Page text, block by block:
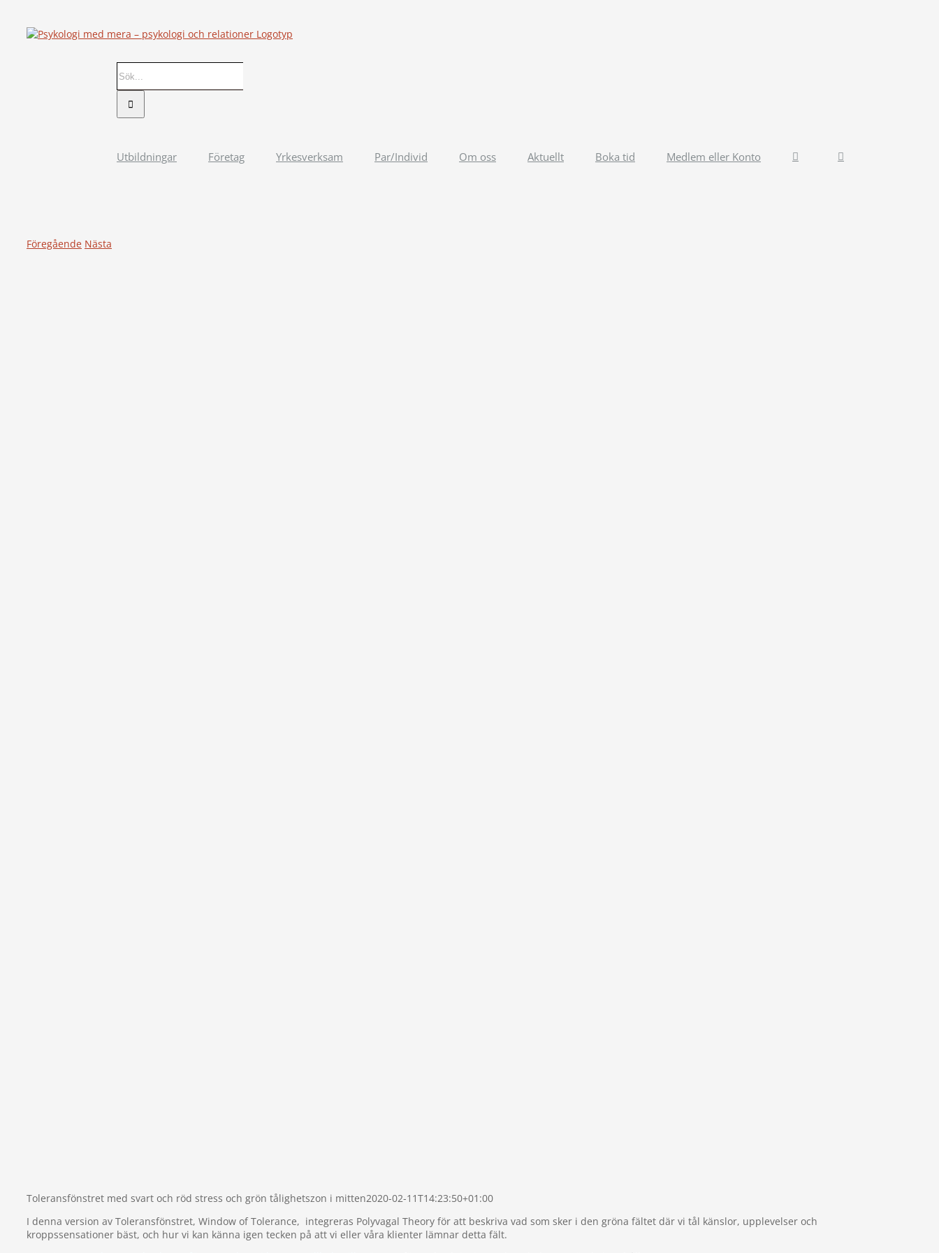
innehållet
efter:
Utbildningar Företag Yrkesverksam Par/Individ Om oss Aktuellt Boka tid Medlem eller Konto
Föregående Nästa
Toleransfönstret med svart och röd stress och grön tålighetszon i mitten2020-02-11T14:23:50+01:00
I denna version av Toleransfönstret, Window of Tolerance, integreras Polyvagal Theory för att beskriva vad som sker i den gröna fältet där vi tål känslor, upplevelser och
kroppssensationer bäst, och hur vi kan känna igen tecken på att vi eller våra klienter lämnar detta fält.